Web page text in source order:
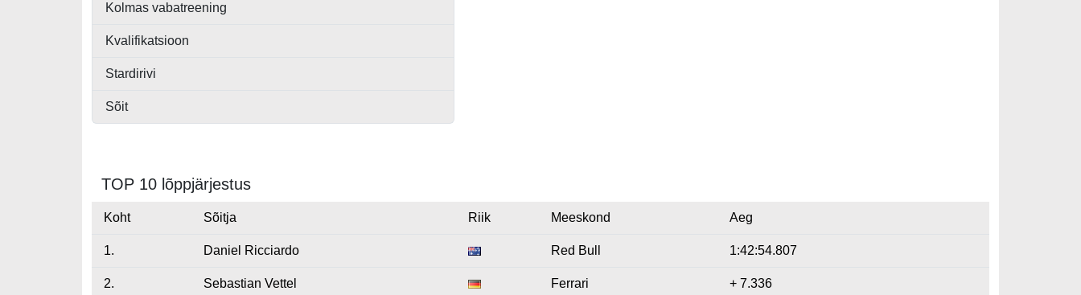
Kolmas vabatreening
Kvalifikatsioon
Stardirivi
Sõit
TOP 10 lõppjärjestus
Koht Sõitja Riik Meeskond Aeg
1. Daniel Ricciardo Red Bull 1:42:54.807
2. Sebastian Vettel Ferrari + 7.336